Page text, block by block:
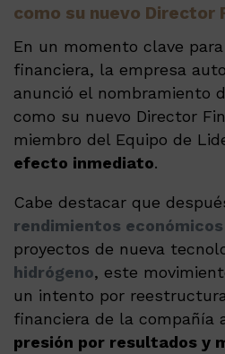
como su nuevo Director
En un momento clave
financiera, la empresa
anunció el nombramiento
como su nuevo Director
miembro del Equipo de
efecto inmediato.
Cabe destacar que
rendimientos económicos
proyectos de nueva
hidrógeno, este
un intento por
financiera de la compañía
presión por resultados y